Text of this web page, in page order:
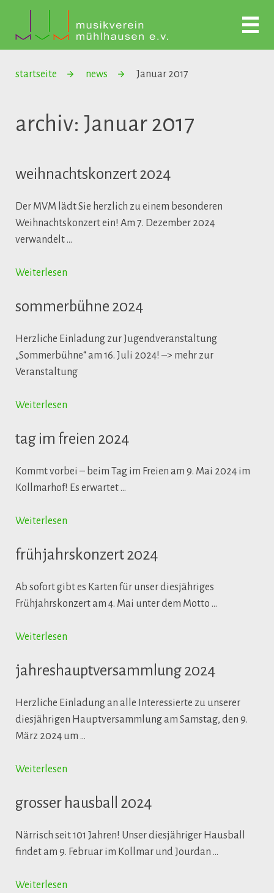
startseite news Januar 2017
archiv: Januar 2017
weihnachtskonzert 2024
Der MVM lädt Sie herzlich zu einem besonderen
Weihnachtskonzert ein! Am 7. Dezember 2024
verwandelt …
Weiterlesen
sommerbühne 2024
Herzliche Einladung zur Jugendveranstaltung
„Sommerbühne“ am 16. Juli 2024! –> mehr zur
Veranstaltung
Weiterlesen
tag im freien 2024
Kommt vorbei – beim Tag im Freien am 9. Mai 2024 im
Kollmarhof! Es erwartet …
Weiterlesen
frühjahrskonzert 2024
Ab sofort gibt es Karten für unser diesjähriges
Frühjahrskonzert am 4. Mai unter dem Motto …
Weiterlesen
jahreshauptversammlung 2024
Herzliche Einladung an alle Interessierte zu unserer
diesjährigen Hauptversammlung am Samstag, den 9.
März 2024 um …
Weiterlesen
grosser hausball 2024
Närrisch seit 101 Jahren! Unser diesjähriger Hausball
findet am 9. Februar im Kollmar und Jourdan …
Weiterlesen